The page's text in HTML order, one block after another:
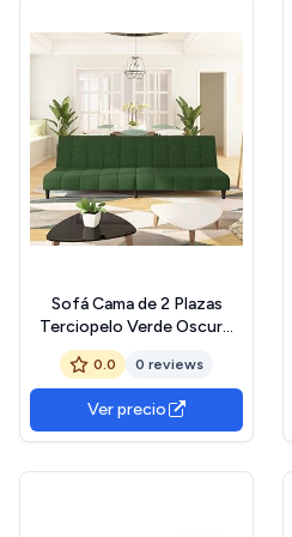
Sofá Cama de 2 Plazas
Terciopelo Verde Oscuro
Sofás de Dormitorio
0.0 0 reviews
Ver precio